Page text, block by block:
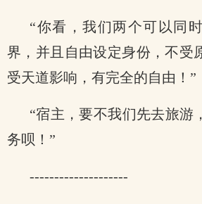
“你看，我们两个可以同
界，并且自由设定身份，不受
受天道影响，有完全的自由！”
“宿主，要不我们先去旅游
务呗！”
--------------------